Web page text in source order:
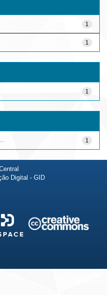
1
1
1
1
Digital - GID